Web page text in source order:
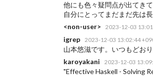
他にも色々疑問点が出てき
自分にとってまだまだ先は長
<non-user>
2023-12-03
igrep 2023-12-03 13:02:44
山本悠滋です。いつもどお
karoyakani
2023-12-03
"Effective Haskell - Solving